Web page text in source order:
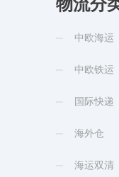
中欧海运
中欧铁运
国际快递
海外仓
海运双清